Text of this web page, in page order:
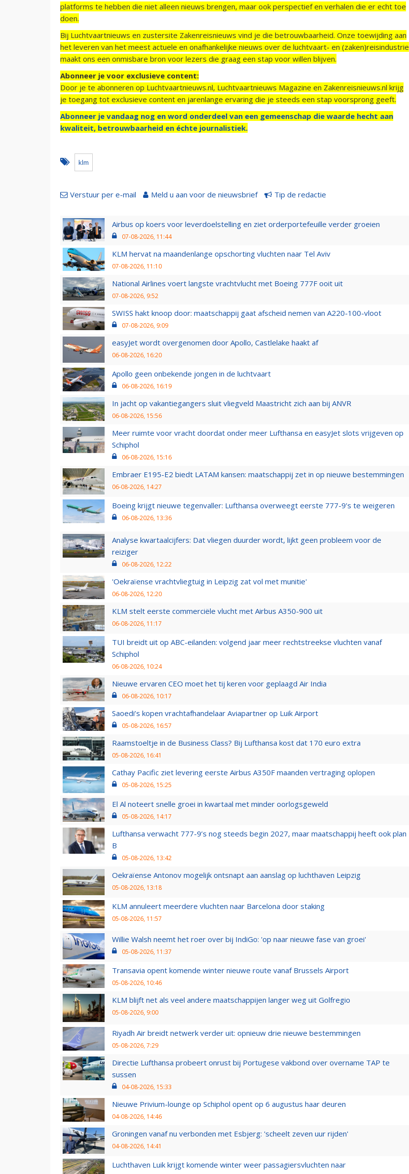
platforms te hebben die niet alleen nieuws brengen, maar ook perspectief en verhalen die er echt toe
doen.
Bij Luchtvaartnieuws en zustersite Zakenreisnieuws vind je die betrouwbaarheid. Onze toewijding aan
het leveren van het meest actuele en onafhankelijke nieuws over de luchtvaart- en (zaken)reisindustrie
maakt ons een onmisbare bron voor lezers die graag een stap voor willen blijven.
Abonneer je voor exclusieve content:
Door je te abonneren op Luchtvaartnieuws.nl, Luchtvaartnieuws Magazine en Zakenreisnieuws.nl krijg
je toegang tot exclusieve content en jarenlange ervaring die je steeds een stap voorsprong geeft.
Abonneer je vandaag nog en word onderdeel van een gemeenschap die waarde hecht aan
kwaliteit, betrouwbaarheid en échte journalistiek.
klm
Verstuur per e-mail Meld u aan voor de nieuwsbrief Tip de redactie
Airbus op koers voor leverdoelstelling en ziet orderportefeuille verder groeien
07-08-2026, 11:44
KLM hervat na maandenlange opschorting vluchten naar Tel Aviv
07-08-2026, 11:10
National Airlines voert langste vrachtvlucht met Boeing 777F ooit uit
07-08-2026, 9:52
SWISS hakt knoop door: maatschappij gaat afscheid nemen van A220-100-vloot
07-08-2026, 9:09
easyJet wordt overgenomen door Apollo, Castlelake haakt af
06-08-2026, 16:20
Apollo geen onbekende jongen in de luchtvaart
06-08-2026, 16:19
In jacht op vakantiegangers sluit vliegveld Maastricht zich aan bij ANVR
06-08-2026, 15:56
Meer ruimte voor vracht doordat onder meer Lufthansa en easyJet slots vrijgeven op
Schiphol
06-08-2026, 15:16
Embraer E195-E2 biedt LATAM kansen: maatschappij zet in op nieuwe bestemmingen
06-08-2026, 14:27
Boeing krijgt nieuwe tegenvaller: Lufthansa overweegt eerste 777-9’s te weigeren
06-08-2026, 13:36
Analyse kwartaalcijfers: Dat vliegen duurder wordt, lijkt geen probleem voor de
reiziger
06-08-2026, 12:22
'Oekraïense vrachtvliegtuig in Leipzig zat vol met munitie'
06-08-2026, 12:20
KLM stelt eerste commerciële vlucht met Airbus A350-900 uit
06-08-2026, 11:17
TUI breidt uit op ABC-eilanden: volgend jaar meer rechtstreekse vluchten vanaf
Schiphol
06-08-2026, 10:24
Nieuwe ervaren CEO moet het tij keren voor geplaagd Air India
06-08-2026, 10:17
Saoedi’s kopen vrachtafhandelaar Aviapartner op Luik Airport
05-08-2026, 16:57
Raamstoeltje in de Business Class? Bij Lufthansa kost dat 170 euro extra
05-08-2026, 16:41
Cathay Pacific ziet levering eerste Airbus A350F maanden vertraging oplopen
05-08-2026, 15:25
El Al noteert snelle groei in kwartaal met minder oorlogsgeweld
05-08-2026, 14:17
Lufthansa verwacht 777-9’s nog steeds begin 2027, maar maatschappij heeft ook plan
B
05-08-2026, 13:42
Oekraïense Antonov mogelijk ontsnapt aan aanslag op luchthaven Leipzig
05-08-2026, 13:18
KLM annuleert meerdere vluchten naar Barcelona door staking
05-08-2026, 11:57
Willie Walsh neemt het roer over bij IndiGo: 'op naar nieuwe fase van groei'
05-08-2026, 11:37
Transavia opent komende winter nieuwe route vanaf Brussels Airport
05-08-2026, 10:46
KLM blijft net als veel andere maatschappijen langer weg uit Golfregio
05-08-2026, 9:00
Riyadh Air breidt netwerk verder uit: opnieuw drie nieuwe bestemmingen
05-08-2026, 7:29
Directie Lufthansa probeert onrust bij Portugese vakbond over overname TAP te
sussen
04-08-2026, 15:33
Nieuwe Privium-lounge op Schiphol opent op 6 augustus haar deuren
04-08-2026, 14:46
Groningen vanaf nu verbonden met Esbjerg: 'scheelt zeven uur rijden'
04-08-2026, 14:41
Luchthaven Luik krijgt komende winter weer passagiersvluchten naar